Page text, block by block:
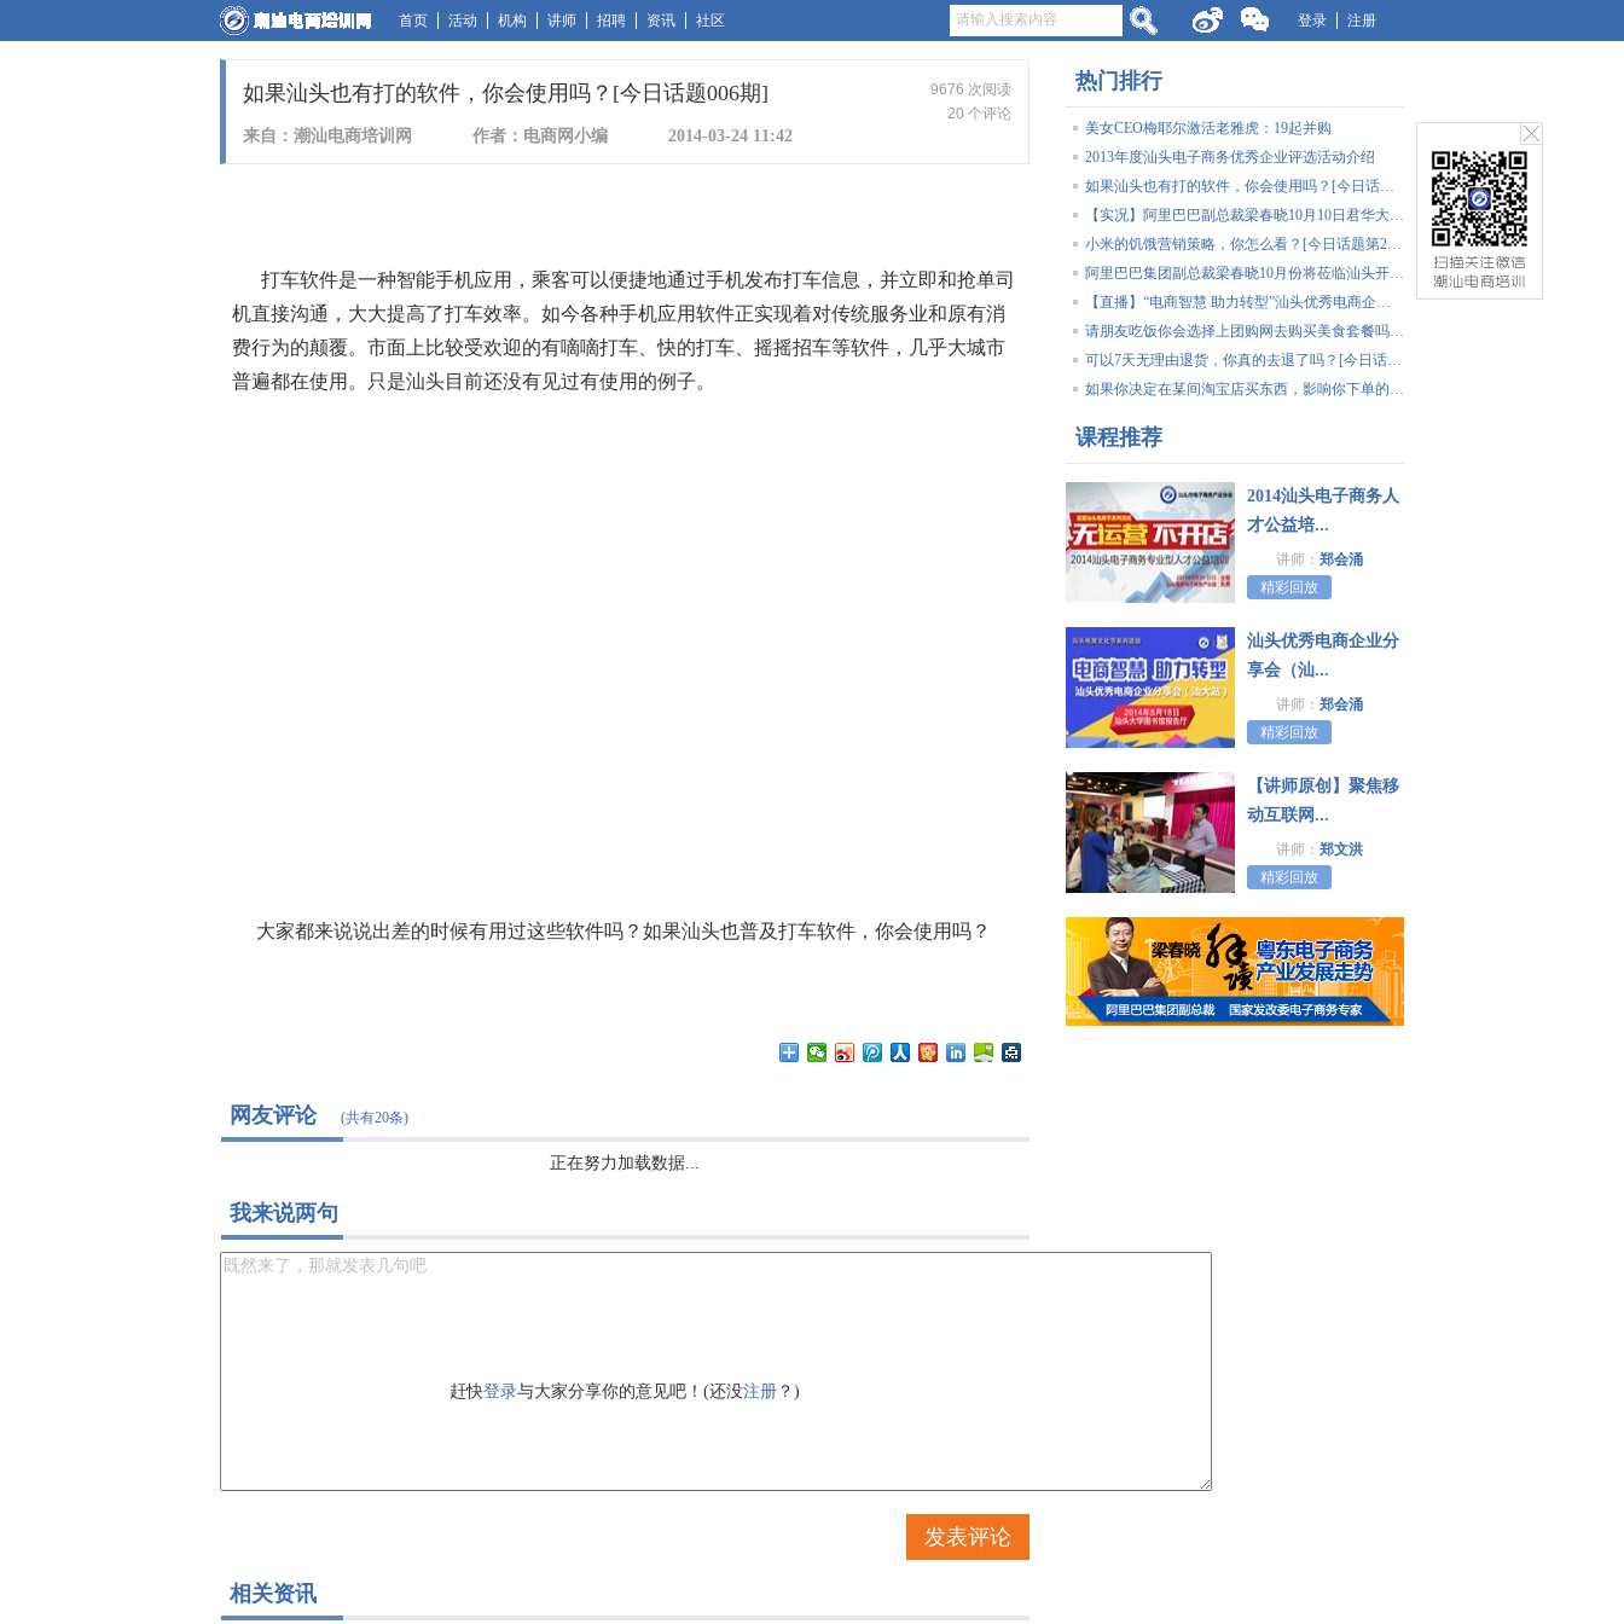
首页 活动 机构 讲师 招聘 资讯 社区 登录 注册
如果汕头也有打的软件，你会使用吗？[今日话题006期]
来自：潮汕电商培训网 作者：电商网小编 2014-03-24 11:42
9676 次阅读
20 个评论
打车软件是一种智能手机应用，乘客可以便捷地通过手机发布打车信息，并立即和抢单司
机直接沟通，大大提高了打车效率。如今各种手机应用软件正实现着对传统服务业和原有消
费行为的颠覆。市面上比较受欢迎的有嘀嘀打车、快的打车、摇摇招车等软件，几乎大城市
普遍都在使用。只是汕头目前还没有见过有使用的例子。
大家都来说说出差的时候有用过这些软件吗？如果汕头也普及打车软件，你会使用吗？
网友评论 (共有20条)
正在努力加载数据...
我来说两句
发表评论
赶快登录与大家分享你的意见吧！(还没注册 ？)
相关资讯
热门排行
美女CEO梅耶尔激活老雅虎：19起并购
2013年度汕头电子商务优秀企业评选活动介绍
如果汕头也有打的软件，你会使用吗？[今日话题006期]
【实况】阿里巴巴副总裁梁春晓10月10日君华大酒店开讲
小米的饥饿营销策略，你怎么看？[今日话题第2期]
阿里巴巴集团副总裁梁春晓10月份将莅临汕头开办大型讲座
【直播】“电商智慧 助力转型”汕头优秀电商企业分享会(汕大站)
请朋友吃饭你会选择上团购网去购买美食套餐吗？[今日话题第1期]
可以7天无理由退货，你真的去退了吗？[今日话题007期]
如果你决定在某间淘宝店买东西，影响你下单的最大因素是什么？[今日话题005期]
课程推荐
2014汕头电子商务人
才公益培...
讲师： 郑会涌
精彩回放
汕头优秀电商企业分
享会（汕...
讲师： 郑会涌
精彩回放
【讲师原创】聚焦移
动互联网...
讲师： 郑文洪
精彩回放